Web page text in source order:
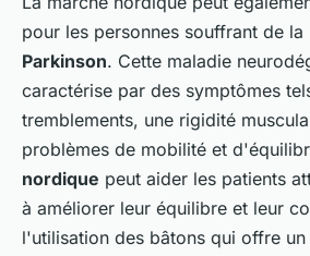
pour les personnes souffrant de la
Parkinson. Cette maladie
caractérise par des symptômes
tremblements, une rigidité
problèmes de mobilité et
nordique peut aider les patients
à améliorer leur équilibre et leur
l'utilisation des bâtons qui offre un